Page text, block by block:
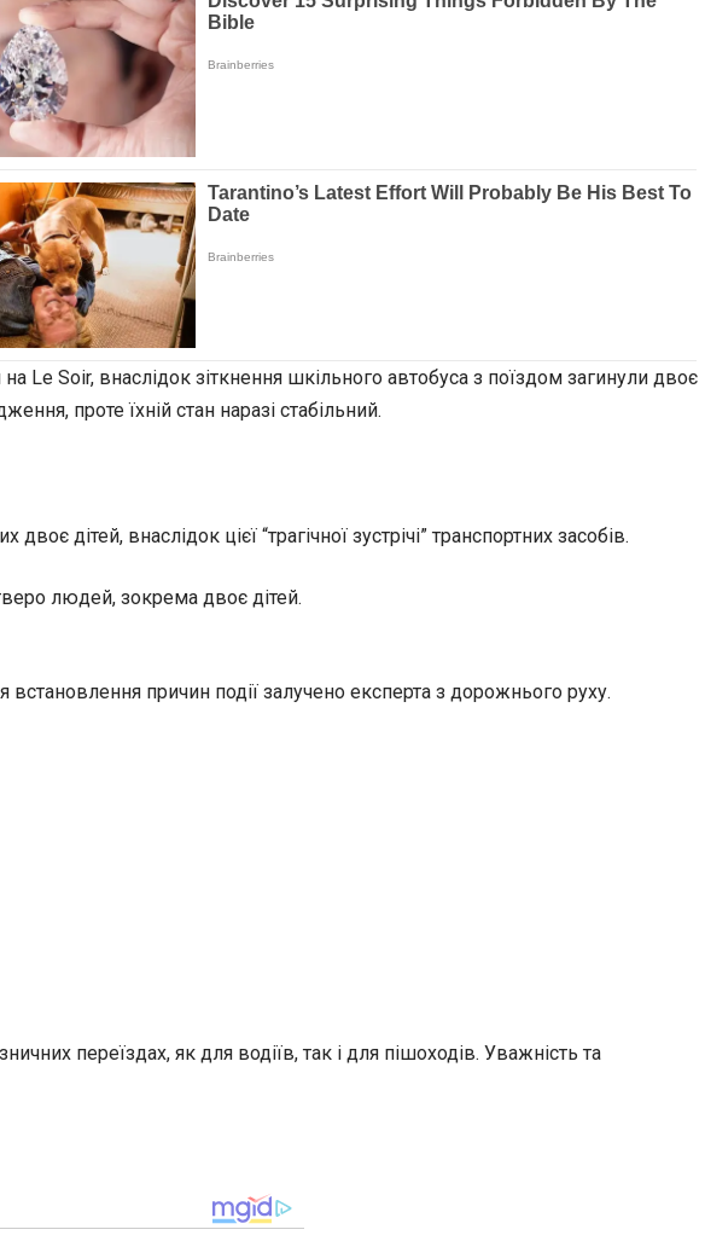
Le Soir, внаслідок зіткнення шкільного автобуса з поїздом загинули двоє
проте їхній стан наразі стабільний.
дітей, внаслідок цієї “трагічної зустрічі” транспортних засобів.
людей, зокрема двоє дітей.
причин події залучено експерта з дорожнього руху.
переїздах, як для водіїв, так і для пішоходів. Уважність та